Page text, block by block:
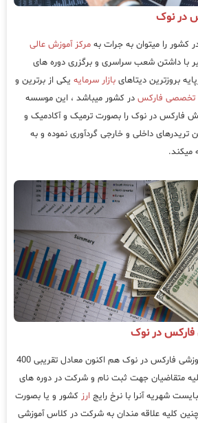
در نوک
کشور را میتوان به جرات به مرکز آموزش عالی
با داشتن شعب سراسری و برگزری دوره های
بروزترین دیتاهای بازار سرمایه یکی از برترین و
تخصصی فارکس در کشور میباشد ، این موسسه
فارکس در نوک را بصورت ترمیک و آکادمیک و
داخلی و خارجی گردآوری نموده و به
میکند.
فارکس در نوک
هزینه ثبت نام در دوره آموزشی فارکس در نوک هم اکنون معادل تقریبی 400
که کلیه متقاضیان جهت ثبت نام و شرکت در دوره های
شهریه آنرا با نرخ رایج ارز کشور و یا بصورت
کلیه علاقه مندان به شرکت در کلاس آموزشی